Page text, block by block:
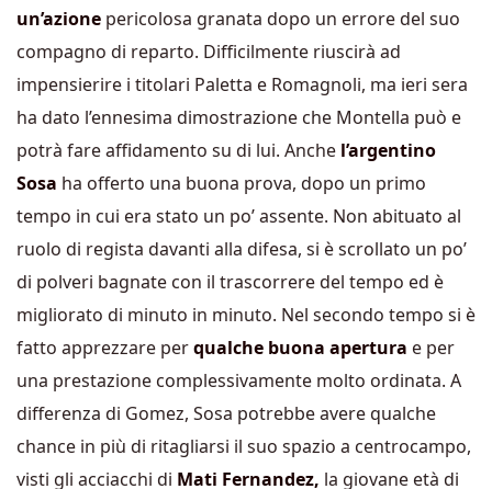
un’azione pericolosa granata dopo un errore del suo
compagno di reparto. Difficilmente riuscirà ad
impensierire i titolari Paletta e Romagnoli, ma ieri sera
ha dato l’ennesima dimostrazione che Montella può e
potrà fare affidamento su di lui. Anche l’argentino
Sosa ha offerto una buona prova, dopo un primo
tempo in cui era stato un po’ assente. Non abituato al
ruolo di regista davanti alla difesa, si è scrollato un po’
di polveri bagnate con il trascorrere del tempo ed è
migliorato di minuto in minuto. Nel secondo tempo si è
fatto apprezzare perqualche buona apertura e per
una prestazione complessivamente molto ordinata. A
differenza di Gomez, Sosa potrebbe avere qualche
chance in più di ritagliarsi il suo spazio a centrocampo,
visti gli acciacchi di Mati Fernandez, la giovane età di